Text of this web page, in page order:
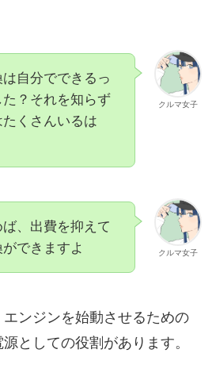
クルマ女子
自分でできるっ
？それを知らず
くさんいるは
クルマ女子
、出費を抑えて
できますよ
ンジンを始動させるための
としての役割があります。